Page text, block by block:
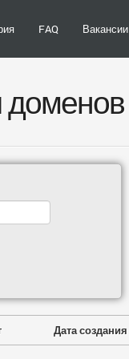
FAQ Вакансии
Дата создания